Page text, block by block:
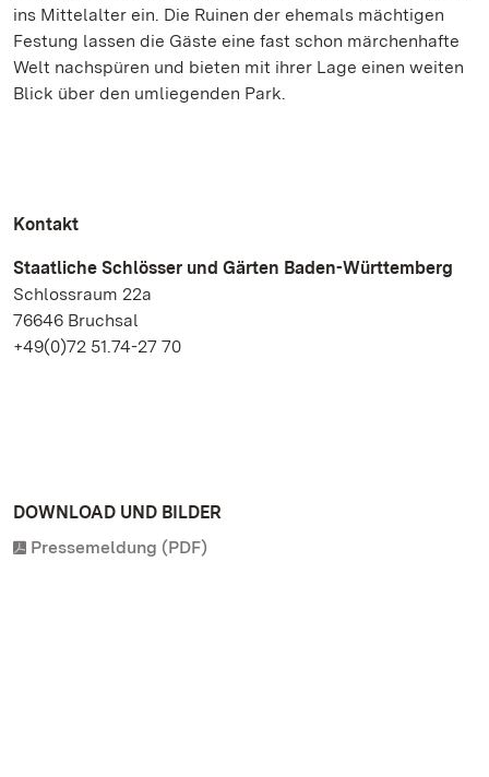
ins Mittelalter ein. Die Ruinen der ehemals mächtigen
Festung lassen die Gäste eine fast schon märchenhafte
Welt nachspüren und bieten mit ihrer Lage einen weiten
Blick über den umliegenden Park.
Kontakt
Staatliche Schlösser und Gärten Baden-Württemberg
Schlossraum 22a
76646 Bruchsal
+49(0)72 51.74-27 70
DOWNLOAD UND BILDER
Pressemeldung (PDF)